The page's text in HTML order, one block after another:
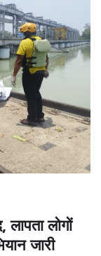
लोगों
जारी